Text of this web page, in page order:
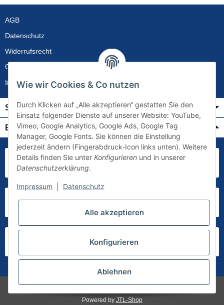
AGB
Datenschutz
Widerrufsrecht
Gewährleistung
Impressum
Service
Bezahlung & Versand
* Alle Preise inkl. gesetzlicher USt., zzgl.Versand
Powered by JTL-Shop
Wie wir Cookies & Co nutzen
Durch Klicken auf „Alle akzeptieren“ gestatten Sie den
Einsatz folgender Dienste auf unserer Website: YouTube,
Vimeo, Google Analytics, Google Ads, Google Tag
Manager, Google Fonts. Sie können die Einstellung
jederzeit ändern (Fingerabdruck-Icon links unten). Weitere
Details finden Sie unter Konfigurieren und in unserer
Datenschutzerklärung.
Impressum Datenschutz
Alle akzeptieren
Konfigurieren
Ablehnen